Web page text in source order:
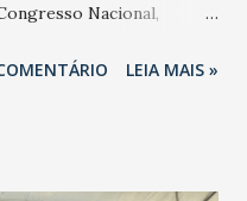
Nacional,
Camilo Santana-PT
LEIA MAIS »